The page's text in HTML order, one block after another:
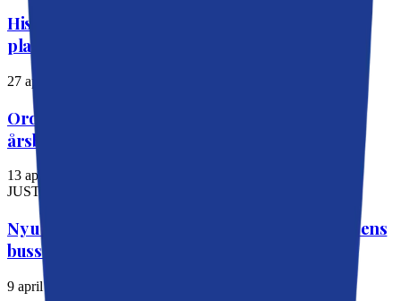
Historiskt steg för Östlig förbindelse –
planeringen kan nu starta
27 april 2026
Ordning och reda när Nacka kommuns
årsbokslut summeras
13 april 2026
JUST NU
Ny undersökning: Kraftigt missnöje med Slussens
bussterminal
9 april 2026